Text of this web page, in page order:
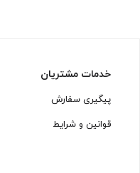
خدمات مشتریان
پیگیری سفارش
قوانین و شرایط